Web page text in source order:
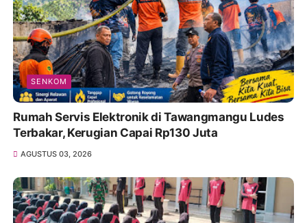
SENKOM
Rumah Servis Elektronik di Tawangmangu Ludes
Terbakar, Kerugian Capai Rp130 Juta
AGUSTUS 03, 2026